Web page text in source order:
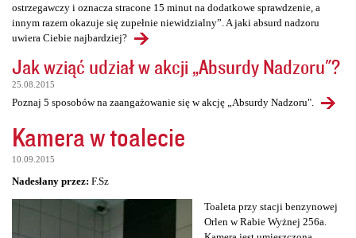
ostrzegawczy i oznacza stracone 15 minut na dodatkowe sprawdzenie, a
innym razem okazuje się zupełnie niewidzialny”. A jaki absurd nadzoru
uwiera Ciebie najbardziej?
Jak wziąć udział w akcji „Absurdy Nadzoru"?
25.08.2015
Poznaj 5 sposobów na zaangażowanie się w akcję „Absurdy Nadzoru".
Kamera w toalecie
10.09.2015
Nadesłany przez: F.Sz
Toaleta przy stacji benzynowej
Orlen w Rabie Wyżnej 256a.